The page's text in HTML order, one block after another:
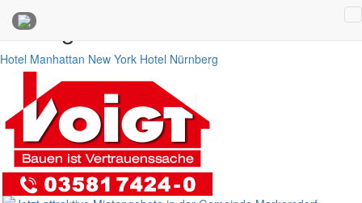
Anzeigen
Hotel Manhattan New York Hotel Nürnberg